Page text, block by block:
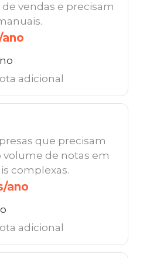
vendas e precisam
adicional
que precisam
de notas em
complexas.
ano
adicional